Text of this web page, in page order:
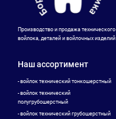
Производство и продажа технического
войлока, деталей и войлочных изделий
Наш ассортимент
- войлок технический тонкошерстный
- войлок технический
полугрубошерстный
- войлок технический грубошерстный